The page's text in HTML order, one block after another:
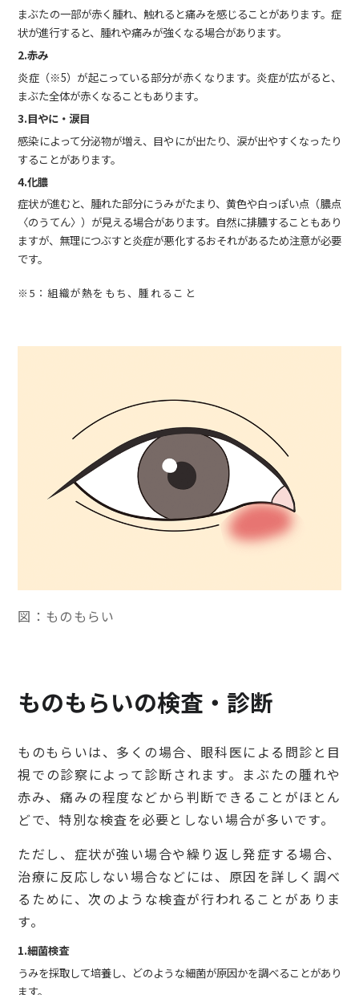
まぶたの一部が赤く腫れ、触れると痛みを感じることがあります。症
状が進行すると、腫れや痛みが強くなる場合があります。
2.赤み
炎症（※5）が起こっている部分が赤くなります。炎症が広がると、
まぶた全体が赤くなることもあります。
3.目やに・涙目
感染によって分泌物が増え、目やにが出たり、涙が出やすくなったり
することがあります。
4.化膿
症状が進むと、腫れた部分にうみがたまり、黄色や白っぽい点（膿点
〈のうてん〉）が見える場合があります。自然に排膿することもあり
ますが、無理につぶすと炎症が悪化するおそれがあるため注意が必要
です。
※5：組織が熱をもち、腫れること
図：ものもらい
ものもらいの検査・診断
ものもらいは、多くの場合、眼科医による問診と目
視での診察によって診断されます。まぶたの腫れや
赤み、痛みの程度などから判断できることがほとん
どで、特別な検査を必要としない場合が多いです。
ただし、症状が強い場合や繰り返し発症する場合、
治療に反応しない場合などには、原因を詳しく調べ
るために、次のような検査が行われることがありま
す。
1.細菌検査
うみを採取して培養し、どのような細菌が原因かを調べることがあり
ます。